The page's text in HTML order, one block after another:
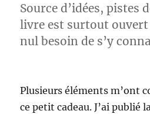
Source d’idées, pistes
livre est surtout ouvert
nul besoin de s’y
Plusieurs éléments m’ont
ce petit cadeau. J’ai publié